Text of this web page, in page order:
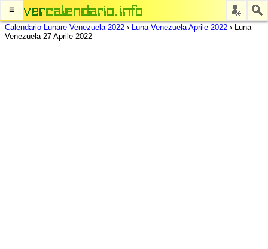
≡
Calendario Lunare Venezuela 2022 › Luna Venezuela Aprile 2022 › Luna
Venezuela 27 Aprile 2022